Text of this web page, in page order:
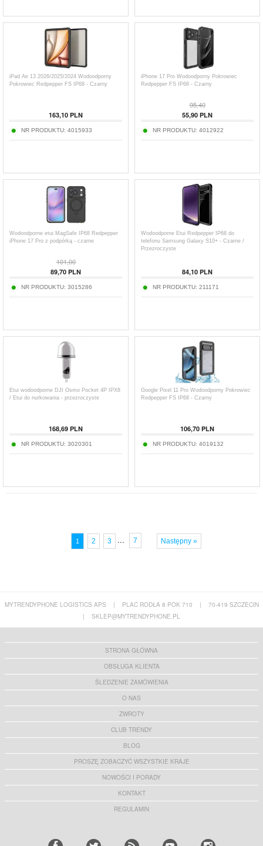
iPad Air 13 2026/2025/2024 Wodoodporny
Pokrowiec Redpepper FS IP68 - Czarny
163,10 PLN
NR PRODUKTU: 4015933
iPhone 17 Pro Wodoodporny Pokrowiec
Redpepper FS IP68 - Czarny
95,40
55,90 PLN
NR PRODUKTU: 4012922
Wodoodporne etui MagSafe IP68 Redpepper
iPhone 17 Pro z podpórką - czarne
101,00
89,70 PLN
NR PRODUKTU: 3015286
Wodoodporne Etui Redpepper IP68 do
telefonu Samsung Galaxy S10+ - Czarne /
Przezroczyste
84,10 PLN
NR PRODUKTU: 211171
Etui wodoodporne DJI Osmo Pocket 4P IPX8
/ Etui do nurkowania - przezroczyste
168,69 PLN
NR PRODUKTU: 3020301
Google Pixel 11 Pro Wodoodporny Pokrowiec
Redpepper FS IP68 - Czarny
106,70 PLN
NR PRODUKTU: 4019132
1 2 3 ... 7 Następny »
MYTRENDYPHONE LOGISTICS APS | PLAC RODŁA 8 POK 710 |
70-419 SZCZECIN
|
SKLEP@MYTRENDYPHONE.PL
STRONA GŁÓWNA
OBSŁUGA KLIENTA
ŚLEDZENIE ZAMÓWIENIA
O NAS
ZWROTY
CLUB TRENDY
BLOG
PROSZĘ ZOBACZYĆ WSZYSTKIE KRAJE
NOWOŚCI I PORADY
KONTAKT
REGULAMIN